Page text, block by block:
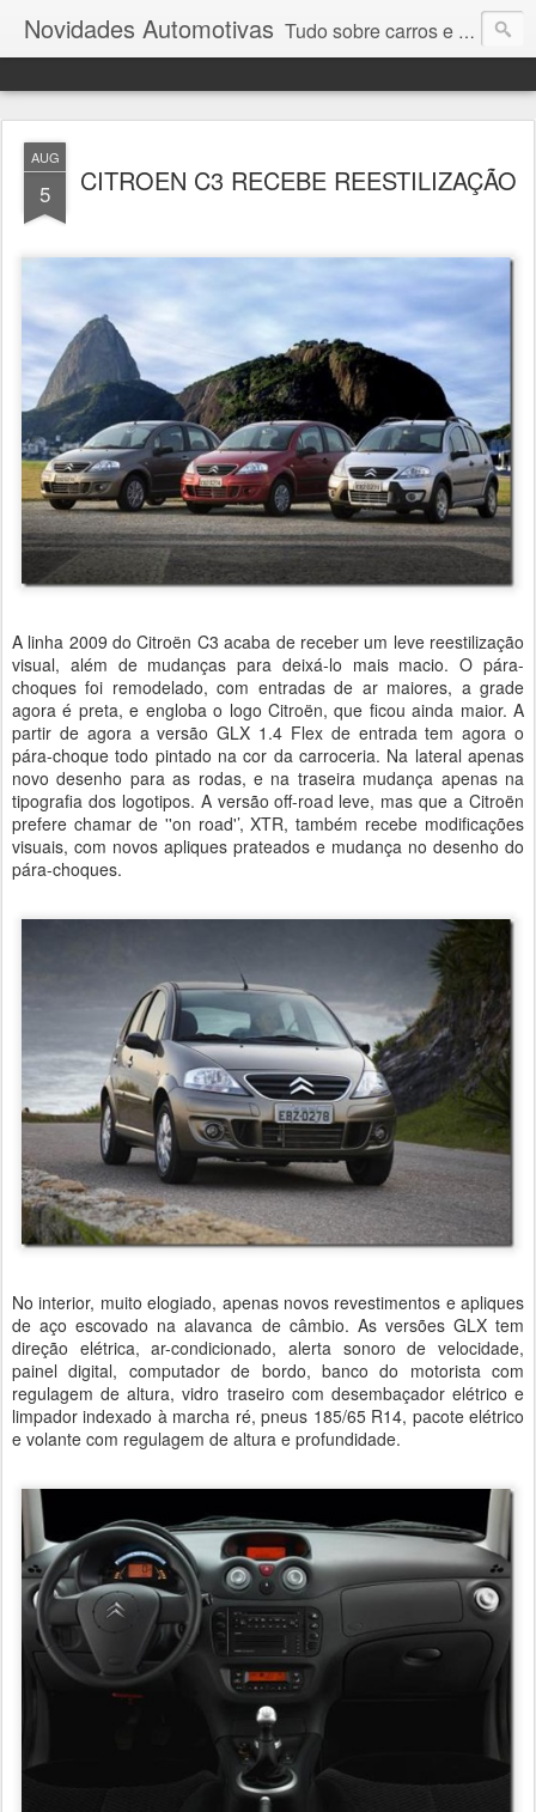
Novidades Automotivas Tudo sobre carros e motores
AUG
5 CITROEN C3 RECEBE REESTILIZAÇÃO
A linha 2009 do Citroën C3 acaba de receber um leve reestilização
visual, além de mudanças para deixá-lo mais macio. O pára-
choques foi remodelado, com entradas de ar maiores, a grade
agora é preta, e engloba o logo Citroën, que ficou ainda maior. A
partir de agora a versão GLX 1.4 Flex de entrada tem agora o
pára-choque todo pintado na cor da carroceria. Na lateral apenas
novo desenho para as rodas, e na traseira mudança apenas na
tipografia dos logotipos. A versão off-road leve, mas que a Citroën
prefere chamar de ''on road'’, XTR, também recebe modificações
visuais, com novos apliques prateados e mudança no desenho do
pára-choques.
No interior, muito elogiado, apenas novos revestimentos e apliques
de aço escovado na alavanca de câmbio. As versões GLX tem
direção elétrica, ar-condicionado, alerta sonoro de velocidade,
painel digital, computador de bordo, banco do motorista com
regulagem de altura, vidro traseiro com desembaçador elétrico e
limpador indexado à marcha ré, pneus 185/65 R14, pacote elétrico
e volante com regulagem de altura e profundidade.